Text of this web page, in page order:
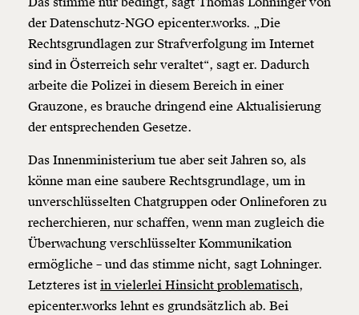
ausdrucken oder weiterleiten und verschenken
kannst.
Weiter
der Datenschutz-NGO epicenter.works. „Die
Rechtsgrundlagen zur Strafverfolgung im Internet
sind in Österreich sehr veraltet“, sagt er. Dadurch
arbeite die Polizei in diesem Bereich in einer
Grauzone, es brauche dringend eine Aktualisierung
der entsprechenden Gesetze.
Das Innenministerium tue aber seit Jahren so, als
könne man eine saubere Rechtsgrundlage, um in
unverschlüsselten Chatgruppen oder Onlineforen zu
recherchieren, nur schaffen, wenn man zugleich die
Überwachung verschlüsselter Kommunikation
ermögliche – und das stimme nicht, sagt Lohninger.
Letzteres ist in vielerlei Hinsicht problematisch,
epicenter.works lehnt es grundsätzlich ab. Bei